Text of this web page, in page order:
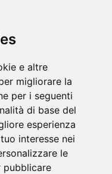
e altre
migliorare la
per i seguenti
di base del
esperienza
interesse nei
le
pubblicare